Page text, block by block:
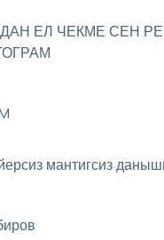
ЕЛ ЧЕКМЕ СЕН
мантигсиз